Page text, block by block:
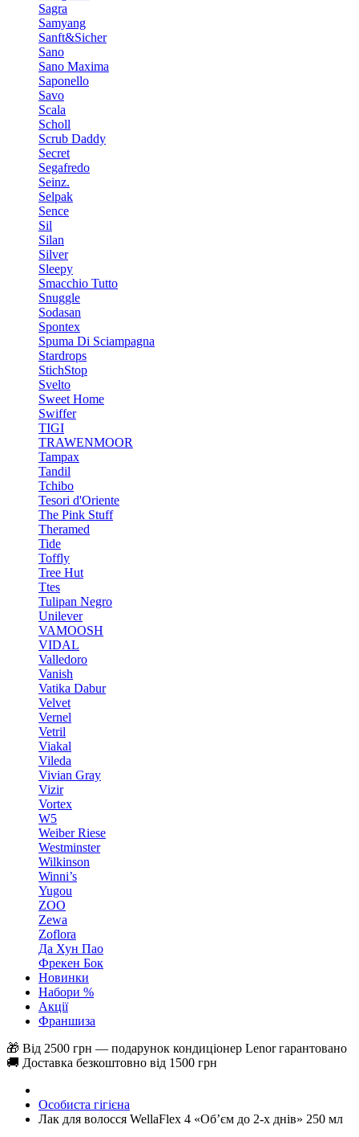
Sagra
Samyang
Sanft&Sicher
Sano
Sano Maxima
Saponello
Savo
Scala
Scholl
Scrub Daddy
Secret
Segafredo
Seinz.
Selpak
Sence
Sil
Silan
Silver
Sleepy
Smacchio Tutto
Snuggle
Sodasan
Spontex
Spuma Di Sciampagna
Stardrops
StichStop
Svelto
Sweet Home
Swiffer
TIGI
TRAWENMOOR
Tampax
Tandil
Tchibo
Tesori d'Oriente
The Pink Stuff
Theramed
Tide
Toffly
Tree Hut
Ttes
Tulipan Negro
Unilever
VAMOOSH
VIDAL
Valledoro
Vanish
Vatika Dabur
Velvet
Vernel
Vetril
Viakal
Vileda
Vivian Gray
Vizir
Vortex
W5
Weiber Riese
Westminster
Wilkinson
Winni’s
Yugou
ZOO
Zewa
Zoflora
Да Хун Пао
Фрекен Бок
Новинки
Набори %
Акції
Франшиза
🎁 Від 2500 грн — подарунок кондиціонер Lenor гарантовано
🚚 Доставка безкоштовно від 1500 грн
Особиста гігієна
Лак для волосся WellaFlex 4 «Об’єм до 2-х днів» 250 мл